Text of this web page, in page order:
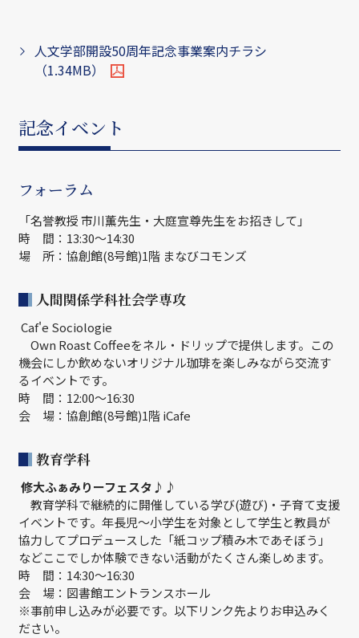
人文学部開設50周年記念事業案内チラシ
（1.34MB）
記念イベント
フォーラム
「名誉教授 市川薫先生・大庭宣尊先生をお招きして」
時 間：13:30～14:30
場 所：協創館(8号館)1階 まなびコモンズ
人間関係学科社会学専攻
Caf'e Sociologie
Own Roast Coffeeをネル・ドリップで提供します。この
機会にしか飲めないオリジナル珈琲を楽しみながら交流す
るイベントです。
時 間：12:00～16:30
会 場：協創館(8号館)1階 iCafe
教育学科
修大ふぁみりーフェスタ♪♪
教育学科で継続的に開催している学び(遊び)・子育て支援
イベントです。年長児～小学生を対象として学生と教員が
協力してプロデュースした「紙コップ積み木であそぼう」
などここでしか体験できない活動がたくさん楽しめます。
時 間：14:30～16:30
会 場：図書館エントランスホール
※事前申し込みが必要です。以下リンク先よりお申込みく
ださい。